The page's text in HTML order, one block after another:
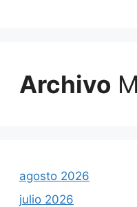
Archivo
agosto 2026
julio 2026